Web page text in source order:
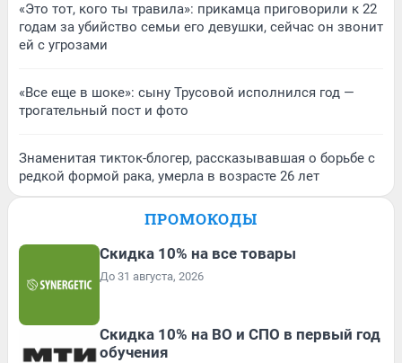
«Это тот, кого ты травила»: прикамца приговорили к 22
годам за убийство семьи его девушки, сейчас он звонит
ей с угрозами
«Все еще в шоке»: сыну Трусовой исполнился год —
трогательный пост и фото
Знаменитая тикток-блогер, рассказывавшая о борьбе с
редкой формой рака, умерла в возрасте 26 лет
ПРОМОКОДЫ
Скидка 10% на все товары
До 31 августа, 2026
Скидка 10% на ВО и СПО в первый год
обучения